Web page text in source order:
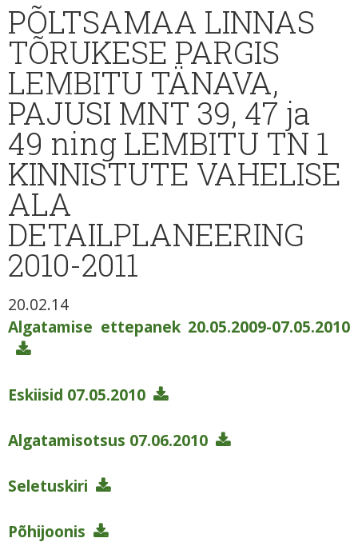
PÕLTSAMAA LINNAS
TÕRUKESE PARGIS
LEMBITU TÄNAVA,
PAJUSI MNT 39, 47 ja
49 ning LEMBITU TN 1
KINNISTUTE VAHELISE
ALA
DETAILPLANEERING
2010-2011
20.02.14
Algatamise ettepanek 20.05.2009-07.05.2010
Eskiisid 07.05.2010
Algatamisotsus 07.06.2010
Seletuskiri
Põhijoonis